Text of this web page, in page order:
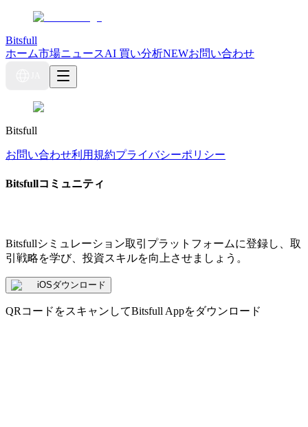
Bitsfull
ホーム市場ニュースAI 買い分析NEWお問い合わせ
Bitsfull
お問い合わせ利用規約プライバシーポリシー
Bitsfullコミュニティ
Bitsfullシミュレーション取引プラットフォームに登録し、取
引戦略を学び、投資スキルを向上させましょう。
iOSダウンロード
QRコードをスキャンしてBitsfull Appをダウンロード